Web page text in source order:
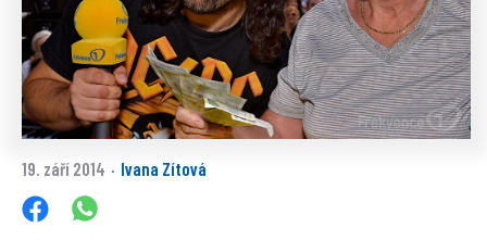
19. září 2014 · Ivana Zítová